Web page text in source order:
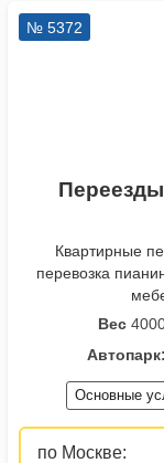
№ 5372
Квартирные
перевозка
Вес 4000
Автопарк:
Основные
по Москве: